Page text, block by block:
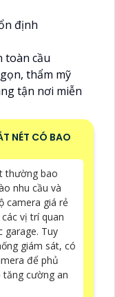
định
toàn cầu
thẩm mỹ
tận nơi miễn
NÉT CÓ BAO
thường bao
nhu cầu và
camera giá rẻ
vị trí quan
garage. Tuy
giám sát, có
để phủ
tăng cường an